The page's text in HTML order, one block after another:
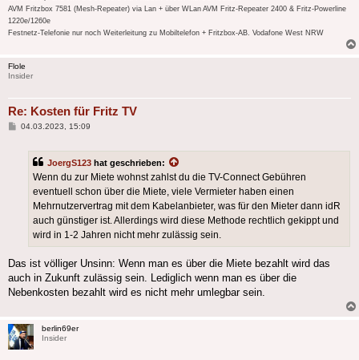
AVM Fritzbox 7581 (Mesh-Repeater) via Lan + über WLan AVM Fritz-Repeater 2400 & Fritz-Powerline
1220e/1260e
Festnetz-Telefonie nur noch Weiterleitung zu Mobiltelefon + Fritzbox-AB. Vodafone West NRW
Flole
Insider
Re: Kosten für Fritz TV
Beitrag
04.03.2023, 15:09
JoergS123 hat geschrieben:
Wenn du zur Miete wohnst zahlst du die TV-Connect Gebühren
eventuell schon über die Miete, viele Vermieter haben einen
Mehrnutzervertrag mit dem Kabelanbieter, was für den Mieter dann idR
auch günstiger ist. Allerdings wird diese Methode rechtlich gekippt und
wird in 1-2 Jahren nicht mehr zulässig sein.
Das ist völliger Unsinn: Wenn man es über die Miete bezahlt wird das
auch in Zukunft zulässig sein. Lediglich wenn man es über die
Nebenkosten bezahlt wird es nicht mehr umlegbar sein.
berlin69er
Insider